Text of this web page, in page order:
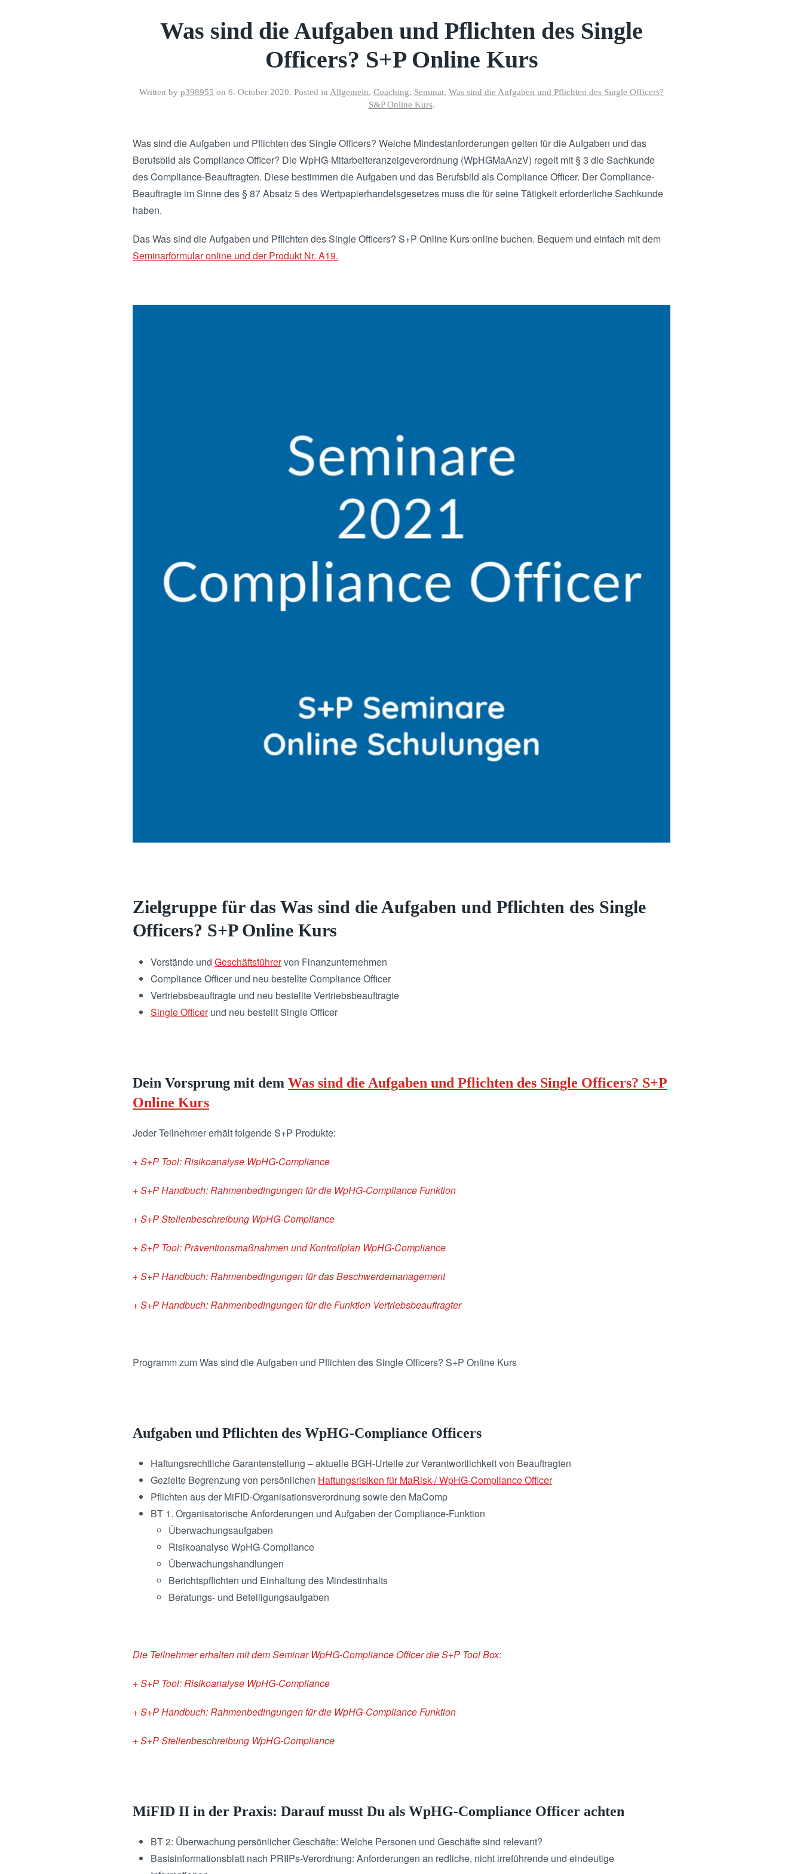
Was sind die Aufgaben und Pflichten des Single
Officers? S+P Online Kurs
Written by p398955 on 6. October 2020. Posted in Allgemein, Coaching, Seminar, Was sind die Aufgaben und Pflichten des Single Officers?
S&P Online Kurs.
Was sind die Aufgaben und Pflichten des Single Officers? Welche Mindestanforderungen gelten für die Aufgaben und das
Berufsbild als Compliance Officer? Die WpHG-Mitarbeiteranzeigeverordnung (WpHGMaAnzV) regelt mit § 3 die Sachkunde
des Compliance-Beauftragten. Diese bestimmen die Aufgaben und das Berufsbild als Compliance Officer. Der Compliance-
Beauftragte im Sinne des § 87 Absatz 5 des Wertpapierhandelsgesetzes muss die für seine Tätigkeit erforderliche Sachkunde
haben.
Das Was sind die Aufgaben und Pflichten des Single Officers? S+P Online Kurs online buchen. Bequem und einfach mit dem
Seminarformular online und der Produkt Nr. A19.
Zielgruppe für das Was sind die Aufgaben und Pflichten des Single
Officers? S+P Online Kurs
Vorstände und Geschäftsführervon Finanzunternehmen
Compliance Officer und neu bestellte Compliance Officer
Vertriebsbeauftragte und neu bestellte Vertriebsbeauftragte
Single Officerund neu bestellt Single Officer
Dein Vorsprung mit dem Was sind die Aufgaben und Pflichten des Single Officers? S+P
Online Kurs
Jeder Teilnehmer erhält folgende S+P Produkte:
+ S+P Tool: Risikoanalyse WpHG-Compliance
+ S+P Handbuch: Rahmenbedingungen für die WpHG-Compliance Funktion
+ S+P Stellenbeschreibung WpHG-Compliance
+ S+P Tool: Präventionsmaßnahmen und Kontrollplan WpHG-Compliance
+ S+P Handbuch: Rahmenbedingungen für das Beschwerdemanagement
+ S+P Handbuch: Rahmenbedingungen für die Funktion Vertriebsbeauftragter
Programm zum Was sind die Aufgaben und Pflichten des Single Officers? S+P Online Kurs
Aufgaben und Pflichten des WpHG-Compliance Officers
Haftungsrechtliche Garantenstellung – aktuelle BGH-Urteile zur Verantwortlichkeit von Beauftragten
Gezielte Begrenzung von persönlichen Haftungsrisiken für MaRisk-/ WpHG-Compliance Officer
Pflichten aus der MiFID-Organisationsverordnung sowie den MaComp
BT 1. Organisatorische Anforderungen und Aufgaben der Compliance-Funktion
Überwachungsaufgaben
Risikoanalyse WpHG-Compliance
Überwachungshandlungen
Berichtspflichten und Einhaltung des Mindestinhalts
Beratungs- und Beteiligungsaufgaben
Die Teilnehmer erhalten mit dem Seminar WpHG-Compliance Officer die S+P Tool Box:
+ S+P Tool: Risikoanalyse WpHG-Compliance
+ S+P Handbuch: Rahmenbedingungen für die WpHG-Compliance Funktion
+ S+P Stellenbeschreibung WpHG-Compliance
MiFID II in der Praxis: Darauf musst Du als WpHG-Compliance Officer achten
BT 2: Überwachung persönlicher Geschäfte: Welche Personen und Geschäfte sind relevant?
Basisinformationsblatt nach PRIIPs-Verordnung: Anforderungen an redliche, nicht irreführende und eindeutige